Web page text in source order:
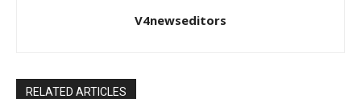
V4newseditors
RELATED ARTICLES